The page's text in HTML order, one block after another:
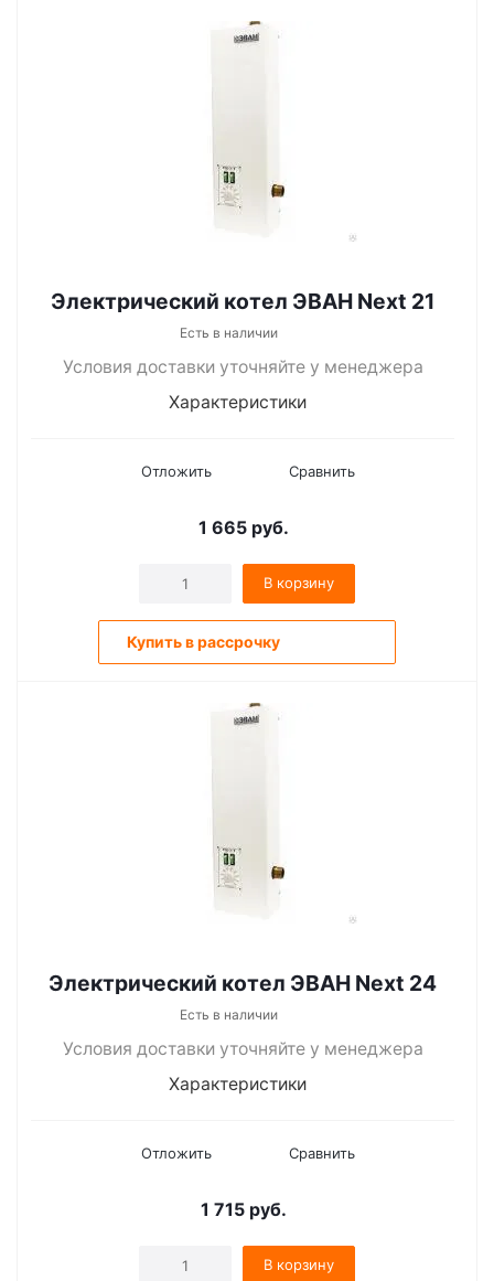
Электрический котел ЭВАН Next 21
Есть в наличии
Условия доставки уточняйте у менеджера
Характеристики
Отложить Сравнить
1 665руб.
В корзину
Купить в рассрочку
Электрический котел ЭВАН Next 24
Есть в наличии
Условия доставки уточняйте у менеджера
Характеристики
Отложить Сравнить
1 715руб.
В корзину